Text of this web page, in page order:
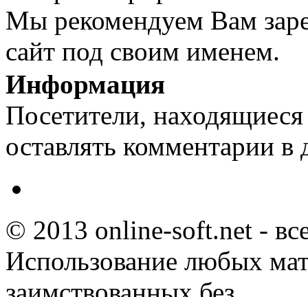
Мы рекомендуем Вам
сайт под своим именем.
Информация
Посетители,
оставлять комментарии в
© 2013 online-soft.net -
Использование любых